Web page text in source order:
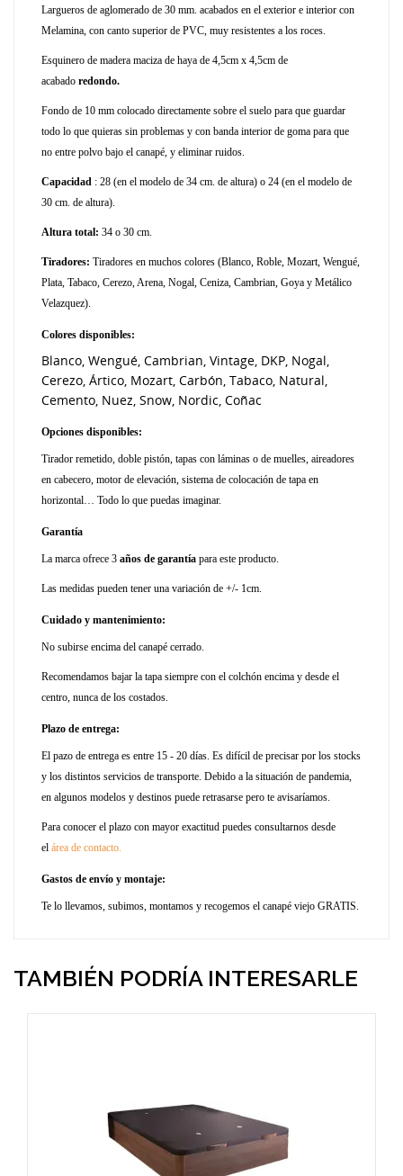
Largueros de aglomerado de 30 mm. acabados en el exterior e interior con
Melamina, con canto superior de PVC, muy resistentes a los roces.
Esquinero de madera maciza de haya de 4,5cm x 4,5cm de
acabado redondo.
Fondo de 10 mm colocado directamente sobre el suelo para que guardar
todo lo que quieras sin problemas y con banda interior de goma para que
no entre polvo bajo el canapé, y eliminar ruidos.
Capacidad : 28 (en el modelo de 34 cm. de altura) o 24 (en el modelo de
30 cm. de altura).
Altura total: 34 o 30 cm.
Tiradores: Tiradores en muchos colores (Blanco, Roble, Mozart, Wengué,
Plata, Tabaco, Cerezo, Arena, Nogal, Ceniza, Cambrian, Goya y Metálico
Velazquez).
Colores disponibles:
Blanco, Wengué, Cambrian, Vintage, DKP, Nogal,
Cerezo, Ártico, Mozart, Carbón, Tabaco, Natural,
Cemento, Nuez, Snow, Nordic, Coñac
Opciones disponibles:
Tirador remetido, doble pistón, tapas con láminas o de muelles, aireadores
en cabecero, motor de elevación, sistema de colocación de tapa en
horizontal… Todo lo que puedas imaginar.
Garantía
La marca ofrece 3 años de garantía para este producto.
Las medidas pueden tener una variación de +/- 1cm.
Cuidado y mantenimiento:
No subirse encima del canapé cerrado.
Recomendamos bajar la tapa siempre con el colchón encima y desde el
centro, nunca de los costados.
Plazo de entrega:
El pazo de entrega es entre 15 - 20 días. Es difícil de precisar por los stocks
y los distintos servicios de transporte. Debido a la situación de pandemia,
en algunos modelos y destinos puede retrasarse pero te avisaríamos.
Para conocer el plazo con mayor exactitud puedes consultarnos desde
el área de contacto.
Gastos de envío y montaje:
Te lo llevamos, subimos, montamos y recogemos el canapé viejo GRATIS.
TAMBIÉN PODRÍA INTERESARLE